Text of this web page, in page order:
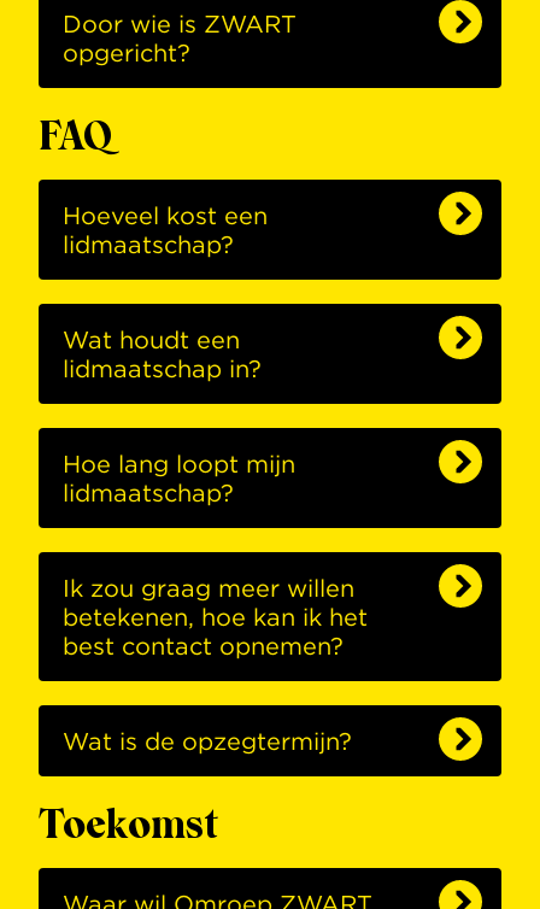
Door wie is ZWART
opgericht?
FAQ
Hoeveel kost een
lidmaatschap?
Wat houdt een
lidmaatschap in?
Hoe lang loopt mijn
lidmaatschap?
Ik zou graag meer willen
betekenen, hoe kan ik het
best contact opnemen?
Wat is de opzegtermijn?
Toekomst